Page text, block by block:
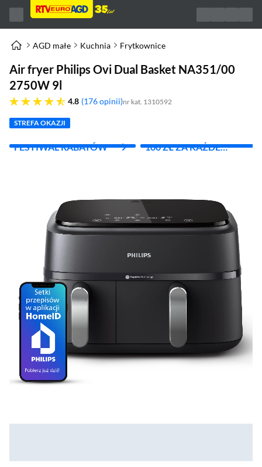
AGD małe Kuchnia Frytkownice
Air fryer Philips Ovi Dual Basket NA351/00
2750W 9l
4.8
4.8 gwiazdek 176 opinii nr kat. 1310592
STREFA OKAZJI
FESTIWAL RABATÓW
100 ZŁ ZA KAŻDE